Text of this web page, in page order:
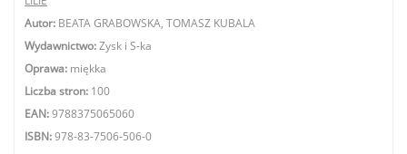
Autor: BEATA GRABOWSKA, TOMASZ KUBALA
Wydawnictwo:Zysk i S-ka
Oprawa: miękka
Liczba stron: 100
EAN:9788375065060
ISBN:978-83-7506-506-0